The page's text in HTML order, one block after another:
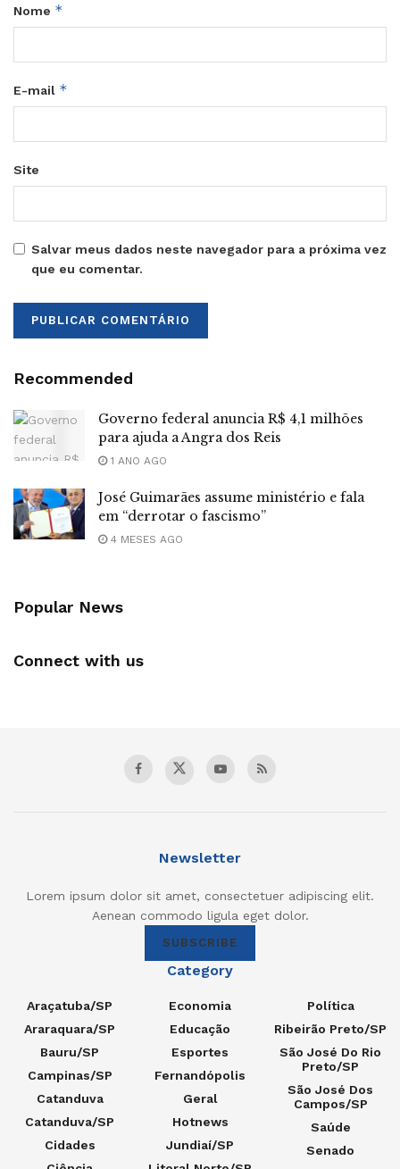
Nome *
E-mail *
Site
Salvar meus dados neste navegador para a próxima vez
que eu comentar.
Recommended
Governo federal anuncia R$ 4,1 milhões
para ajuda a Angra dos Reis
1 ANO AGO
José Guimarães assume ministério e fala
em “derrotar o fascismo”
4 MESES AGO
Popular News
Connect with us
Newsletter
Lorem ipsum dolor sit amet, consectetuer adipiscing elit.
Aenean commodo ligula eget dolor.
SUBSCRIBE
Category
Araçatuba/SP
Araraquara/SP
Bauru/SP
Campinas/SP
Catanduva
Catanduva/SP
Cidades
Economia
Educação
Esportes
Fernandópolis
Geral
Hotnews
Jundiaí/SP
Política
Ribeirão Preto/SP
São José Do Rio
Preto/SP
São José Dos
Campos/SP
Saúde
Senado